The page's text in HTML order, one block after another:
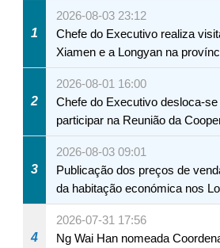
1
2026-08-03 23:12
Chefe do Executivo realiza
Xiamen e a Longyan na
2
2026-08-01 16:00
Chefe do Executivo desloca-se
participar na Reunião da
Macau
3
2026-08-03 09:01
Publicação dos preços de
da habitação económica nos
A12 da Zona A dos Novos
4
2026-07-31 17:56
Ng Wai Han nomeada